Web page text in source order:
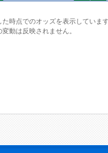
時点でのオッズを表示していま
動は反映されません。